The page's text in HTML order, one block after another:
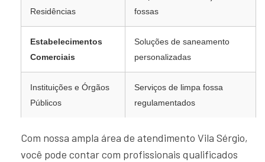
Residências
fossas
Estabelecimentos
Comerciais
Soluções de saneamento
personalizadas
Instituições e Órgãos
Públicos
Serviços de limpa fossa
regulamentados
Com nossa ampla área de atendimento Vila Sérgio,
você pode contar com profissionais qualificados